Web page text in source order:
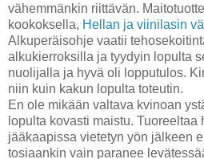
vähemmänkin riittävän.
kookoksella, Hellan ja viinilasin
Alkuperäisohje vaatii
alkukierroksilla ja tyydyin lopulta
nuolijalla ja hyvä oli lopputulos.
niin kuin kakun lopulta toteutin.
En ole mikään valtava kvinoan
lopulta kovasti maistu. Tuoreeltaa
jääkaapissa vietetyn yön jälkeen
tosiaankin vain paranee